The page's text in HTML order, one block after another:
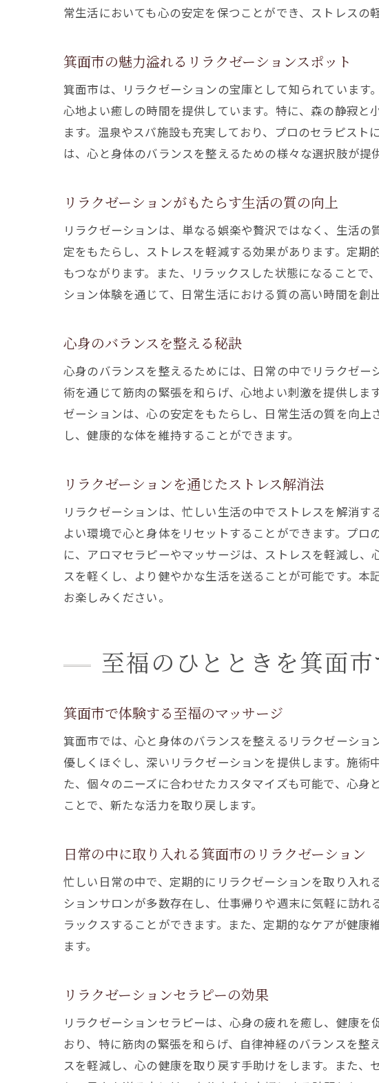
セルフ
リラク
箕面市で受
箕面市
体と心
箕面市
箕面市
リラク
リラクゼー
疲労回
箕面市
リラク
ストレ
箕面市のリ
リラク
日常生
リラ
リラク
深い
心身の健康
箕面市
リラク
箕面市
リラク
常生活においても心の安定を保つことができ、ストレスの
箕面市の魅力溢れるリラクゼーションスポット
箕面市は、リラクゼーションの宝庫として知られていま
心地よい癒しの時間を提供しています。特に、森の静寂
ます。温泉やスパ施設も充実しており、プロのセラピス
は、心と身体のバランスを整えるための様々な選択肢が提
リラクゼーションがもたらす生活の質の向上
リラクゼーションは、単なる娯楽や贅沢ではなく、生活
定をもたらし、ストレスを軽減する効果があります。定
もつながります。また、リラックスした状態になること
ション体験を通じて、日常生活における質の高い時間を創
心身のバランスを整える秘訣
心身のバランスを整えるためには、日常の中でリラクゼ
術を通じて筋肉の緊張を和らげ、心地よい刺激を提供し
ゼーションは、心の安定をもたらし、日常生活の質を向
し、健康的な体を維持することができます。
リラクゼーションを通じたストレス解消法
リラクゼーションは、忙しい生活の中でストレスを解消
よい環境で心と身体をリセットすることができます。プ
に、アロマセラピーやマッサージは、ストレスを軽減し
スを軽くし、より健やかな生活を送ることが可能です。
お楽しみください。
至福のひとときを箕面
箕面市で体験する至福のマッサージ
箕面市では、心と身体のバランスを整えるリラクゼーシ
優しくほぐし、深いリラクゼーションを提供します。施
た、個々のニーズに合わせたカスタマイズも可能で、心
ことで、新たな活力を取り戻します。
日常の中に取り入れる箕面市のリラクゼーション
忙しい日常の中で、定期的にリラクゼーションを取り入
ションサロンが多数存在し、仕事帰りや週末に気軽に訪
ラックスすることができます。また、定期的なケアが健
ます。
リラクゼーションセラピーの効果
リラクゼーションセラピーは、心身の疲れを癒し、健康
おり、特に筋肉の緊張を和らげ、自律神経のバランスを
スを軽減し、心の健康を取り戻す手助けをします。また